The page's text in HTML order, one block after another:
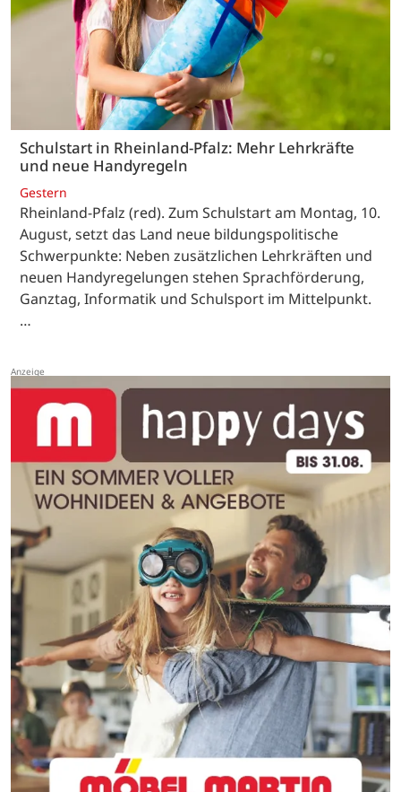
Schulstart in Rheinland-Pfalz: Mehr Lehrkräfte
und neue Handyregeln
Gestern
Rheinland-Pfalz (red). Zum Schulstart am Montag, 10.
August, setzt das Land neue bildungspolitische
Schwerpunkte: Neben zusätzlichen Lehrkräften und
neuen Handyregelungen stehen Sprachförderung,
Ganztag, Informatik und Schulsport im Mittelpunkt.
…